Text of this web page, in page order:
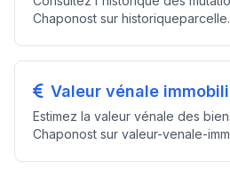
Chaponost sur
Valeur vénale
Estimez la valeur vénale des
Chaponost sur valeur-venale-